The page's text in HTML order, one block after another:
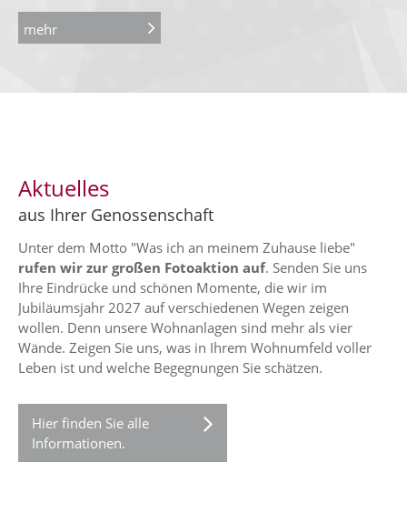
mehr
Aktuelles
aus Ihrer Genossenschaft
Unter dem Motto "Was ich an meinem Zuhause liebe"
rufen wir zur großen Fotoaktion auf. Senden Sie uns
Ihre Eindrücke und schönen Momente, die wir im
Jubiläumsjahr 2027 auf verschiedenen Wegen zeigen
wollen. Denn unsere Wohnanlagen sind mehr als vier
Wände. Zeigen Sie uns, was in Ihrem Wohnumfeld voller
Leben ist und welche Begegnungen Sie schätzen.
Hier finden Sie alle
Informationen.